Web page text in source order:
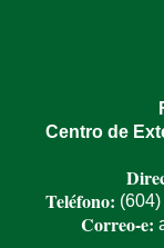
Centro de
Teléfono:
Correo-e: